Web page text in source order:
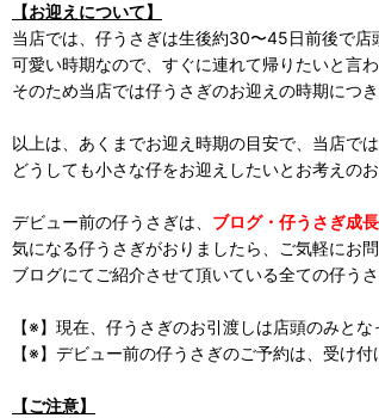
【お迎えについて】
当店では、仔うさぎは生後約30〜45日前後で店
可愛い時期なので、すぐに連れて帰りたいと言
そのため当店では仔うさぎのお迎えの時期につ
以上は、あくまでお迎え時期の目安で、当店で
どうしても小さな仔をお迎えしたいとお考えの
デビュー前の仔うさぎは、 ブログ・仔うさぎ成
気になる仔うさぎがおりましたら、ご気軽にお問
ブログにてご紹介させて頂いている全ての仔う
【※】現在、仔うさぎのお引渡しは店頭のみとな
【※】デビュー前の仔うさぎのご予約は、受け付
【ご注意】